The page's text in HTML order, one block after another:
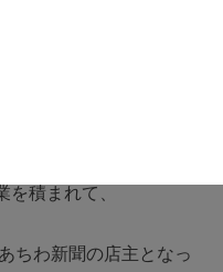
積まれて、
ちわ新聞の店主となっ